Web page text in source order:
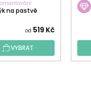
na pastvě
od 519 Kč
VYBRAT